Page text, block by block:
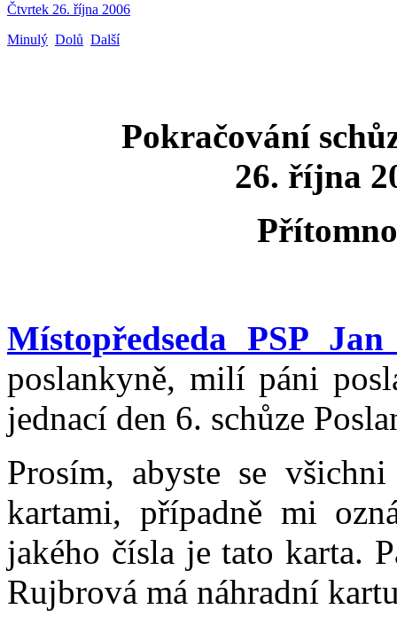
Čtvrtek 26. října 2006
Minulý Dolů Další
Pokračování
26. října
Místopředseda PSP
poslankyně, milí páni
jednací den 6. schůze
Prosím, abyste se
kartami, případně mi
jakého čísla je tato karta.
Rujbrová má náhradní